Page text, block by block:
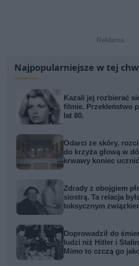
Najpopularniejsze w tej
Kazali jej rozbierać
filmie. Przekleństwo
lat 80.
Odarci ze skóry,
do krzyża głową w
krwawy koniec
Zdrady z obojgiem
siostrą. Ta relacja
toksycznym
Doprowadził do
ludzi niż Hitler i
Mimo to czczą go